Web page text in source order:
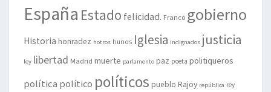
España Estado felicidad. Franco gobierno
Historia honradez hotros hunos Iglesia indignados justicia
ley libertad Madrid muerte parlamento paz poeta politiqueros
política político políticos pueblo Rajoy república rey